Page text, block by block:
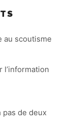
au scoutisme
l’information
pas de deux